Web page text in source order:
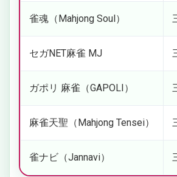
雀魂（Mahjong Soul）
セガNET麻雀 MJ
ガポリ 麻雀（GAPOLI）
麻雀天聖（Mahjong Tensei）
雀ナビ（Jannavi）